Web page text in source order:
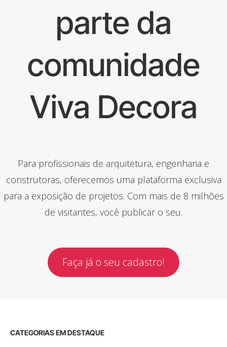
parte da
comunidade
Viva Decora
Para profissionais de arquitetura, engenharia e
construtoras, oferecemos uma plataforma exclusiva
para a exposição de projetos. Com mais de 8 milhões
de visitantes, você publicar o seu.
Faça já o seu cadastro!
CATEGORIAS EM DESTAQUE